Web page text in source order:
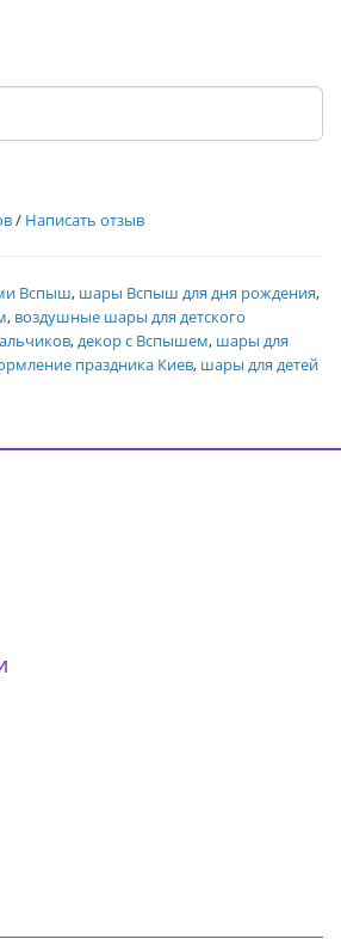
/ Написать отзыв
Вспыш, шары Вспыш для дня рождения,
, воздушные шары для детского
,декор с Вспышем, шары для
праздника Киев, шары для детей